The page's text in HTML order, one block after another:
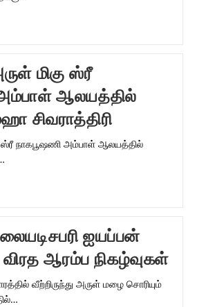
மிகு ஸ்ரீ
ஆலயத்தில்
சிவராத்திரி
ஸ்ரீ நாகபூஷணி அம்பாள் ஆலயத்தில்
ஐயப்பன்
ஆரம்ப நிகழ்வுகள்
வீற்றிருந்து அருள் மழை சொரியும்